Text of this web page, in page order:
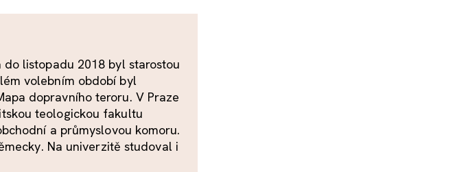
listopadu 2018 byl starostou
volebním období byl
dopravního teroru. V Praze
teologickou fakultu
a průmyslovou komoru.
Na univerzitě studoval i